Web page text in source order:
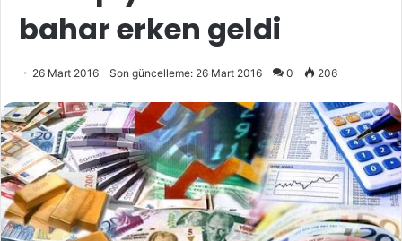
bahar erken geldi
26 Mart 2016 Son güncelleme: 26 Mart 2016 0 206